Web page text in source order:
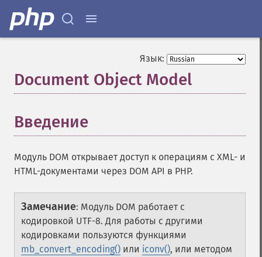
Язык:
Document Object Model
Введение
Модуль DOM открывает доступ к операциям с XML- и
HTML-документами через DOM API в PHP.
Замечание: Модуль DOM работает с
кодировкой UTF-8. Для работы с другими
кодировками пользуются функциями
mb_convert_encoding() или iconv(), или методом